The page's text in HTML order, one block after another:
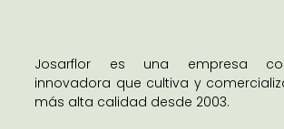
Josarflor es una empresa
innovadora que cultiva y
más alta calidad desde 2003.